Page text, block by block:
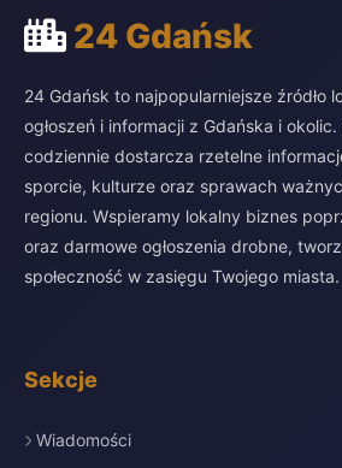
24 Gdańsk
24 Gdańsk to najpopularniejsze źródło
ogłoszeń i informacji z Gdańska i
codziennie dostarcza rzetelne
sporcie, kulturze oraz sprawach
regionu. Wspieramy lokalny biznes
oraz darmowe ogłoszenia drobne,
społeczność w zasięgu Twojego miasta.
Sekcje
Wiadomości